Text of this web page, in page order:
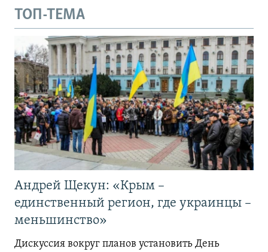
ТОП-ТЕМА
Андрей Щекун: «Крым –
единственный регион, где украинцы –
меньшинство»
Дискуссия вокруг планов установить День